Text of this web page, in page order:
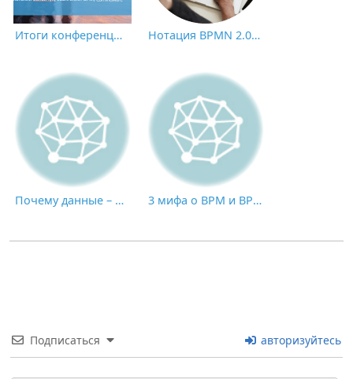
Итоги конференции CNews «Роботизация бизнес-процессов 2021» Нотация BPMN 2.0: ключевые элементы и описание
Почему данные – это НЕ новая нефть: пик экономики, основанной на применении искусственного интеллекта 3 мифа о BPM и BPMS
Подписаться авторизуйтесь